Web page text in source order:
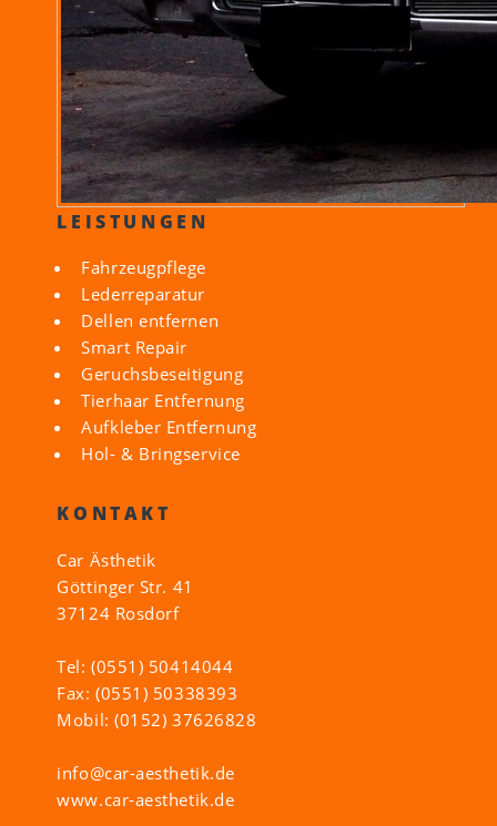
LEISTUNGEN
Fahrzeugpflege
Lederreparatur
Dellen entfernen
Smart Repair
Geruchsbeseitigung
Tierhaar Entfernung
Aufkleber Entfernung
Hol- & Bringservice
KONTAKT
Car Ästhetik
Göttinger Str. 41
37124 Rosdorf
Tel: (0551) 50414044
Fax: (0551) 50338393
Mobil: (0152) 37626828
info@car-aesthetik.de
www.car-aesthetik.de